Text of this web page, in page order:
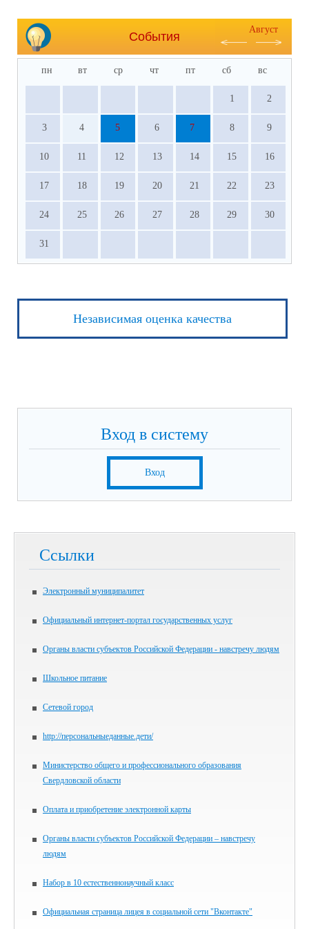
События
Август
пн вт ср чт пт сб вс
1 2
3 4 5 6 7 8 9
10 11 12 13 14 15 16
17 18 19 20 21 22 23
24 25 26 27 28 29 30
31
Независимая оценка качества
Вход в систему
Вход
Ссылки
Электронный муниципалитет
Официальный интернет-портал государственных услуг
Органы власти субъектов Российской Федерации - навстречу людям
Школьное питание
Сетевой город
http://персональныеданные.дети/
Министерство общего и профессионального образования
Свердловской области
Оплата и приобретение электронной карты
Органы власти субъектов Российской Федерации – навстречу
людям
Набор в 10 естественнонаучный класс
Официальная страница лицея в социальной сети "Вконтакте"